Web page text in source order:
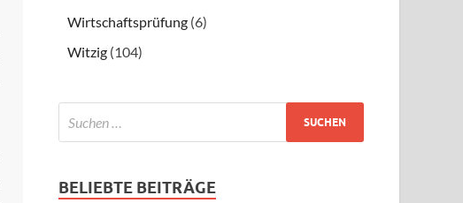
Wirtschaftsprüfung (6)
Witzig (104)
BELIEBTE BEITRÄGE